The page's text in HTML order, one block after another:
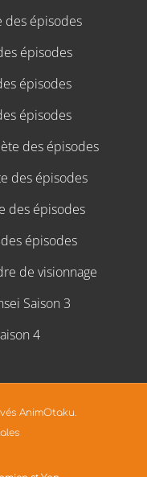
des épisodes
épisodes
épisodes
épisodes
des épisodes
des épisodes
des épisodes
épisodes
de visionnage
Saison 3
4
AnimOtaku.